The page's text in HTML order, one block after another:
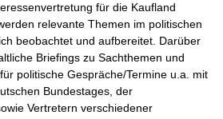
für die Kaufland
relevante Themen im politischen
beobachtet und aufbereitet. Darüber
Briefings zu Sachthemen und
politische Gespräche/Termine u.a. mit
Bundestages, der
Vertretern verschiedener